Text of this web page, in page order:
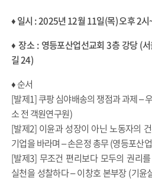
♦ 일시 : 2025년 12월 11일(목) 오후 2시
♦ 장소 : 영등포산업선교회 3층 강당(서
길 24)
♦ 순서
[발제1] 쿠팡 심야배송의 쟁점과 과제 –
소 전 객원연구원)
[발제2] 이윤과 성장이 아닌 노동자의
기업을 바라며 – 손은정 총무 (영등포산
[발제3] 무조건 편리보다 모두의 권리
실천을 성찰하다 – 이창호 본부장 (기윤